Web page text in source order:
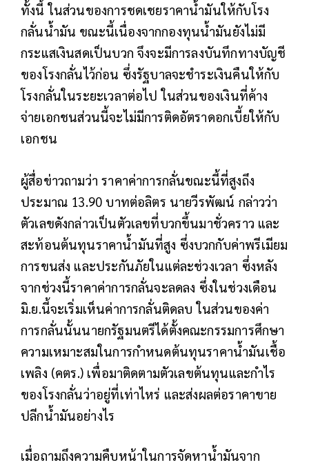
ทั้งนี้ ในส่วนของการชดเชยราคาน้ำมันให้กับโรง
กลั่นน้ำมัน ขณะนี้เนื่องจากกองทุนน้ำมันยังไม่มี
กระแสเงินสดเป็นบวก จึงจะมีการลงบันทึกทางบัญชี
ของโรงกลั่นไว้ก่อน ซึ่งรัฐบาลจะชำระเงินคืนให้กับ
โรงกลั่นในระยะเวลาต่อไป ในส่วนของเงินที่ค้าง
จ่ายเอกชนส่วนนี้จะไม่มีการติดอัตราดอกเบี้ยให้กับ
เอกชน
ผู้สื่อข่าวถามว่า ราคาค่าการกลั่นขณะนี้ที่สูงถึง
ประมาณ 13.90 บาทต่อลิตร นายวีรพัฒน์ กล่าวว่า
ตัวเลขดังกล่าวเป็นตัวเลขที่บวกขึ้นมาชั่วคราว และ
สะท้อนต้นทุนราคาน้ำมันที่สูง ซึ่งบวกกับค่าพรีเมียม
การขนส่ง และประกันภัยในแต่ละช่วงเวลา ซึ่งหลัง
จากช่วงนี้ราคาค่าการกลั่นจะลดลง ซึ่งในช่วงเดือน
มิ.ย.นี้จะเริ่มเห็นค่าการกลั่นติดลบ ในส่วนของค่า
การกลั่นนั้นนายกรัฐมนตรีได้ตั้งคณะกรรมการศึกษา
ความเหมาะสมในการกำหนดต้นทุนราคาน้ำมันเชื้อ
เพลิง (คตร.) เพื่อมาติดตามตัวเลขต้นทุนและกำไร
ของโรงกลั่นว่าอยู่ที่เท่าไหร่ และส่งผลต่อราคาขาย
ปลีกน้ำมันอย่างไร
เมื่อถามถึงความคืบหน้าในการจัดหาน้ำมันจาก